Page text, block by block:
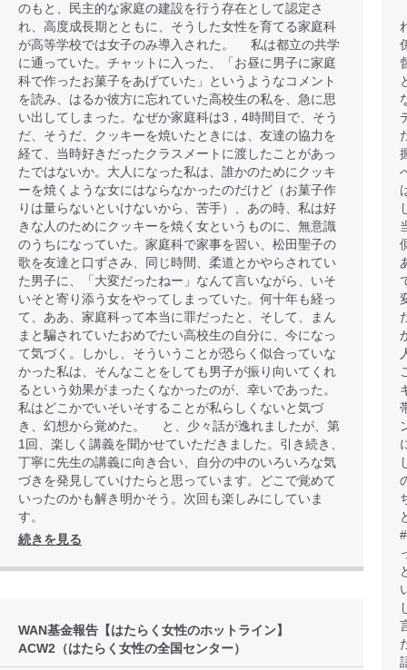
のもと、民主的な家庭の建設を行う存在として認定さ
れ、高度成長期とともに、そうした女性を育てる家庭科
が高等学校では女子のみ導入された。 私は都立の共学
に通っていた。チャットに入った、「お昼に男子に家庭
科で作ったお菓子をあげていた」というようなコメント
を読み、はるか彼方に忘れていた高校生の私を、急に思
い出してしまった。なぜか家庭科は3，4時間目で、そう
だ、そうだ、クッキーを焼いたときには、友達の協力を
経て、当時好きだったクラスメートに渡したことがあっ
たではないか。大人になった私は、誰かのためにクッキ
ーを焼くような女にはならなかったのだけど（お菓子作
りは量らないといけないから、苦手）、あの時、私は好
きな人のためにクッキーを焼く女というものに、無意識
のうちになっていた。家庭科で家事を習い、松田聖子の
歌を友達と口ずさみ、同じ時間、柔道とかやらされてい
た男子に、「大変だったねー」なんて言いながら、いそ
いそと寄り添う女をやってしまっていた。何十年も経っ
て、ああ、家庭科って本当に罪だったと、そして、まん
まと騙されていたおめでたい高校生の自分に、今になっ
て気づく。しかし、そういうことが恐らく似合っていな
かった私は、そんなことをしても男子が振り向いてくれ
るという効果がまったくなかったのが、幸いであった。
私はどこかでいそいそすることが私らしくないと気づ
き、幻想から覚めた。 と、少々話が逸れましたが、第
1回、楽しく講義を聞かせていただきました。引き続き、
丁寧に先生の講義に向き合い、自分の中のいろいろな気
づきを発見していけたらと思っています。どこで覚めて
いったのかも解き明かそう。次回も楽しみにしていま
す。
続きを見る
WAN基金報告【はたらく女性のホットライン】
ACW2（はたらく女性の全国センター）